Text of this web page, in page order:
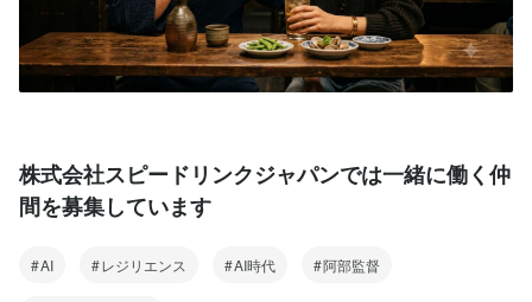
株式会社スピードリンクジャパンでは一緒に働く仲
間を募集しています
AI レジリエンス AI時代 阿部監督